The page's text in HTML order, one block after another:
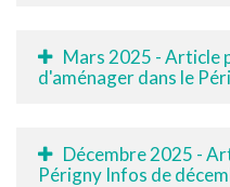
Mars 2025 - Article
d'aménager dans le
Décembre 2025 -
Périgny Infos de